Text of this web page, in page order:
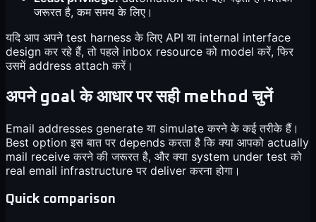
जरूरत है, कम समय के लिए।
यदि आप अपने test harness के लिए API या internal interface
design कर रहे हैं, तो पहले inbox resource को model करें, फिर
उसमें address attach करें।
अपने goal के आधार पर सही method चुनें
Email addresses generate या simulate करने के कई तरीके हैं।
Best option इस बात पर depends करता है कि क्या आपको actually
mail receive करने की जरूरत है, और क्या system under test को
real email infrastructure पर deliver करना होगा।
Quick comparison